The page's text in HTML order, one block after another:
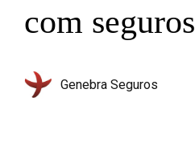
com seguros
Genebra Seguros